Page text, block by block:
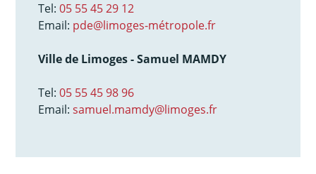
Tel:05 55 45 29 12
Email: pde@limoges-métropole.fr
Ville de Limoges - Samuel MAMDY
Tel:05 55 45 98 96
Email:samuel.mamdy@limoges.fr